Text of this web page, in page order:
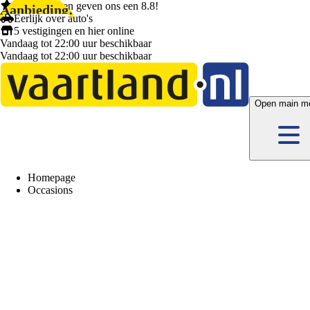
1.404 klanten geven ons een 8.8!
Eerlijk over auto's
5 vestigingen en hieronline
Vandaag tot 22:00 uur beschikbaar
Vandaag tot 22:00 uur beschikbaar
Open main
Homepage
Occasions
Aanbieding!